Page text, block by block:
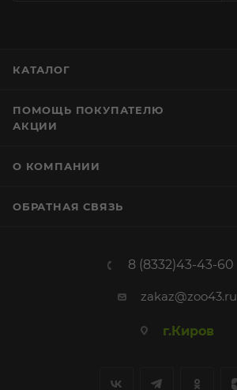
КАТАЛОГ
ПОМОЩЬ ПОКУПАТЕЛЮ
АКЦИИ
О КОМПАНИИ
ОБРАТНАЯ СВЯЗЬ
8 (8332)43-43-60
zakaz@zoo43.ru
г.Киров